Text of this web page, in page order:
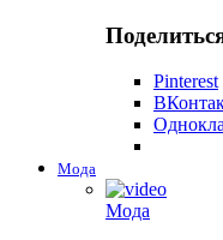
Pinterest
Мода
Мода